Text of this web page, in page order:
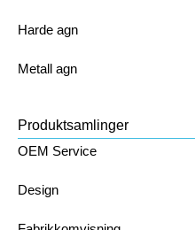
Harde agn
Metall agn
Produktsamlinger
OEM Service
Design